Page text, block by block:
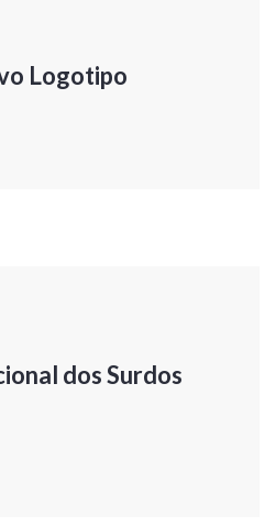
Logotipo
dos Surdos